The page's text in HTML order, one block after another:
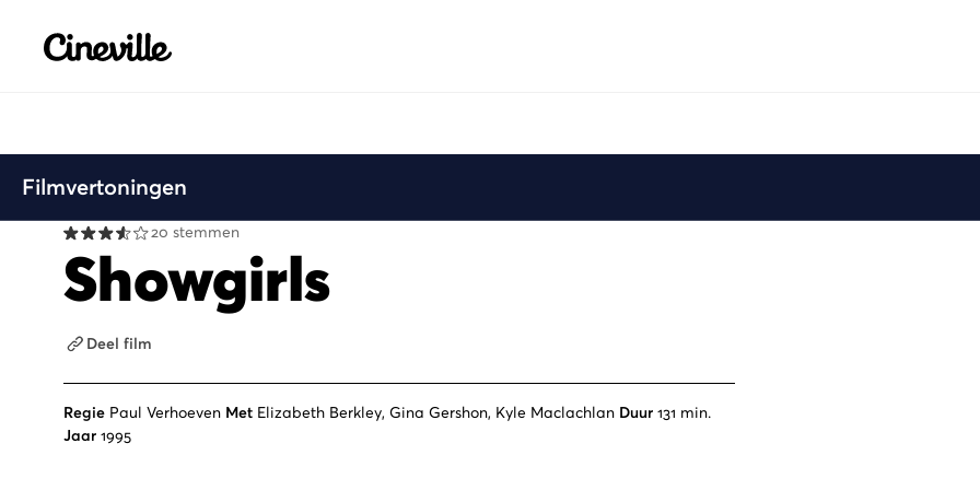
Cineville Logo
Filmvertoningen
20 stemmen
Showgirls
Deel film
Regie Paul Verhoeven Met Elizabeth Berkley, Gina Gershon, Kyle Maclachlan Duur 131 min.
Jaar 1995